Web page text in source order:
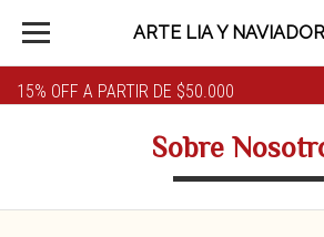
15% OFF A PARTIR DE $50.000
ARTE LIA Y
Sobre